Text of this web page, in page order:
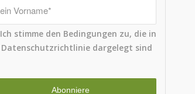
Ich stimme den Bedingungen zu, die in
Datenschutzrichtliniedargelegt sind